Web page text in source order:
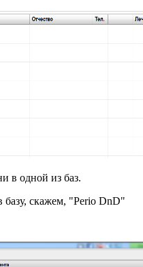
в одной из баз.
базу, скажем, "Perio DnD"